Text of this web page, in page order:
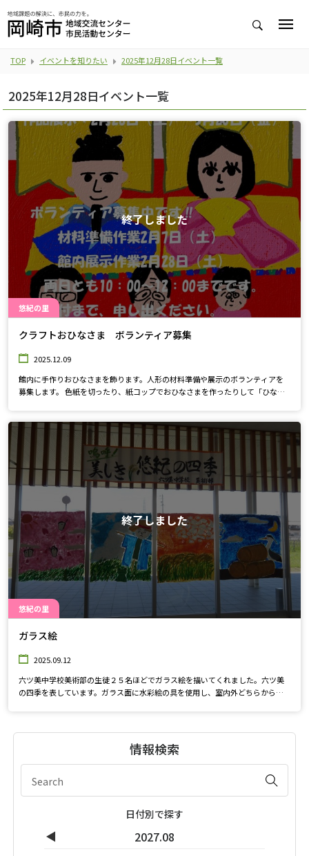
TOP イベントを知りたい 2025年12月28日イベント一覧
2025年12月28日イベント一覧
悠紀の里
終了しました
クラフトおひなさま ボランティア募集
2025.12.09
館内に手作りおひなさまを飾ります。人形の材料準備や展示のボランティアを
募集します。 色紙を切ったり、紙コップでおひなさまを作ったりして「ひなま
悠紀の里
終了しました
ガラス絵
2025.09.12
六ツ美中学校美術部の生徒２５名ほどでガラス絵を描いてくれました。六ツ美
の四季を表しています。ガラス面に水彩絵の具を使用し、室内外どちらから見
情報検索
日付別で探す
◀ 2027.08